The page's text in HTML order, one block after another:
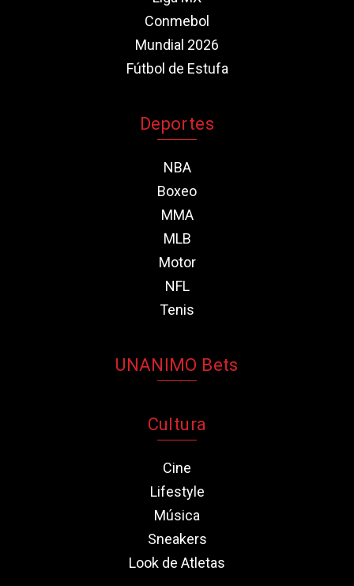
Conmebol
Mundial 2026
Fútbol de Estufa
Deportes
NBA
Boxeo
MMA
MLB
Motor
NFL
Tenis
UNANIMO Bets
Cultura
Cine
Lifestyle
Música
Sneakers
Look de Atletas